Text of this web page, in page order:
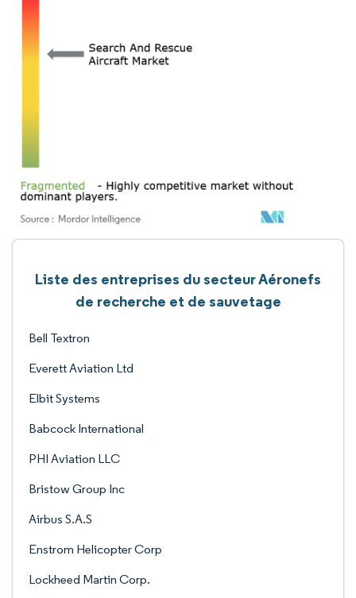
Liste des entreprises du secteur Aéronefs
de recherche et de sauvetage
Bell Textron
Everett Aviation Ltd
Elbit Systems
Babcock International
PHI Aviation LLC
Bristow Group Inc
Airbus S.A.S
Enstrom Helicopter Corp
Lockheed Martin Corp.